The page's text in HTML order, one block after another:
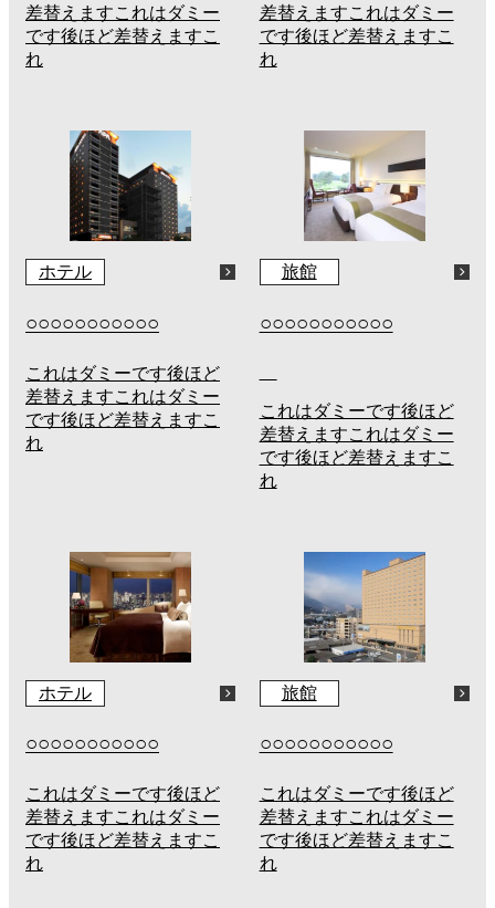
差替えますこれはダミー
です後ほど差替えますこ
れ
差替えますこれはダミー
です後ほど差替えますこ
れ
ホテル
○○○○○○○○○○○
これはダミーです後ほど
差替えますこれはダミー
です後ほど差替えますこ
れ
旅館
○○○○○○○○○○○
これはダミーです後ほど
差替えますこれはダミー
です後ほど差替えますこ
れ
ホテル
○○○○○○○○○○○
これはダミーです後ほど
差替えますこれはダミー
です後ほど差替えますこ
れ
旅館
○○○○○○○○○○○
これはダミーです後ほど
差替えますこれはダミー
です後ほど差替えますこ
れ